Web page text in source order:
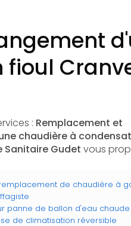
: Remplacement et
chaudière à
Sanitaire Gudet vous
de chaudière à
panne de ballon d'eau chaude
de climatisation réversible